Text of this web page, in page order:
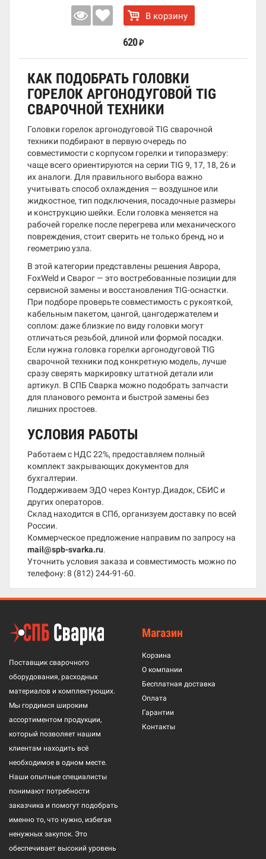
В корзину
620 ₽
КАК ПОДОБРАТЬ ГОЛОВКИ
ГОРЕЛОК АРГОНОДУГОВОЙ TIG
СВАРОЧНОЙ ТЕХНИКИ
Головки горелок аргонодуговой TIG сварочной
техники подбирают в первую очередь по
совместимости с корпусом горелки и типоразмеру:
чаще всего ориентируются на серии TIG 9, 17, 18, 26 и
их аналоги. Для правильного выбора важно
учитывать способ охлаждения — воздушное или
жидкостное, тип подключения, посадочные размеры
и конструкцию шейки. Если головка меняется на
рабочей горелке после перегрева или механического
повреждения, стоит сверить не только бренд, но и
геометрию узла.
В этой категории представлены решения Аврора,
FoxWeld и Сварог — это востребованные позиции для
сервисной замены и восстановления TIG-оснастки.
При подборе проверьте совместимость с рукояткой,
кабельным пакетом, цангой, цангодержателем и
соплом: даже близкие по виду головки могут
отличаться резьбой, длиной или формой посадки.
Если нужна головка горелки аргонодуговой TIG
сварочной техники под конкретную модель, лучше
сразу сверять маркировку штатной детали или
артикул. В СПБ Сварка можно подобрать запчасти
для планового ремонта и быстрой замены без
лишних простоев.
УСЛОВИЯ РАБОТЫ
Работаем с НДС 22%, предоставляем полный
комплект закрывающих документов для
бухгалтерии.
Поддерживаем ЭДО через Контур.Диадок, СБИС и
других операторов.
Склад находится в СПб, организуем доставку по всей
России.
Коммерческое предложение направим по запросу на
mail@spb-svarka.ru.
Уточнить условия заказа и совместимость можно по
телефону:8 (812) 244-91-60.
Поставщик сварочного
оборудования, расходных
материалов и комплектующих.
Мы гордимся широким
ассортиментом продукции,
который позволяет нашим
клиентам находить всё
необходимое в одном месте.
Наши опытные специалисты
понимают потребности
заказчика и помогут подобрать
именно то, что нужно, избегая
ненужных закупок. Это
обеспечивает высокий уровень
Магазин
Корзина
О компании
Бесплатная доставка
Оплата
Гарантии
Контакты